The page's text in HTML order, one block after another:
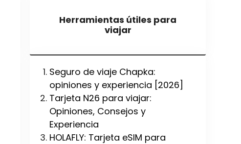
Herramientas útiles para
viajar
Seguro de viaje Chapka:
opiniones y experiencia [2026]
Tarjeta N26 para viajar:
Opiniones, Consejos y
Experiencia
HOLAFLY: Tarjeta eSIM para